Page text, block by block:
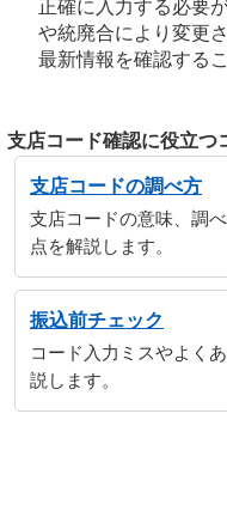
正確に入力する必要
や統廃合により変更
最新情報を確認する
支店コード確認に役立つ
支店コードの調べ方
支店コードの意味、調
点を解説します。
振込前チェック
コード入力ミスやよく
説します。